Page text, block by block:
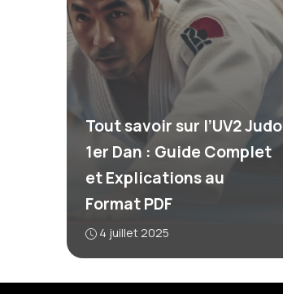
Tout savoir sur l’UV2 Judo
1er Dan : Guide Complet
et Explications au
Format PDF
4 juillet 2025